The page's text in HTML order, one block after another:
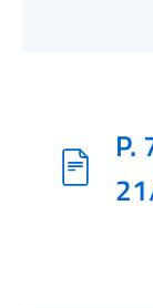
P.